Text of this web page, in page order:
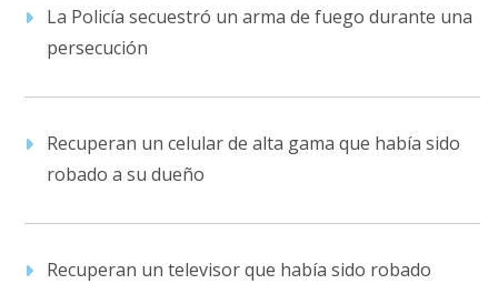
La Policía secuestró un arma de fuego durante una
persecución
Recuperan un celular de alta gama que había sido
robado a su dueño
Recuperan un televisor que había sido robado